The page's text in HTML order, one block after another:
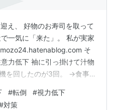
え、 好物のお寿司を取って
一気に「来た」。 私が実家
そ
力低下 袖に引っ掛けて汁物
を回したのが3回。 →食事
がれなくなる事が1回。 →
#転倒 #視力低下
対策